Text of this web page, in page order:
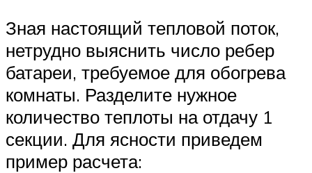
Зная настоящий тепловой поток,
нетрудно выяснить число ребер
батареи, требуемое для обогрева
комнаты. Разделите нужное
количество теплоты на отдачу 1
секции. Для ясности приведем
пример расчета: